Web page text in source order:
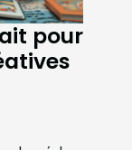
pour